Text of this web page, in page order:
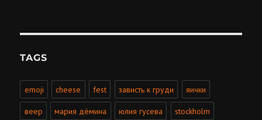
TAGS
emoji cheese fest зависть к груди яички
веер мария дёмина юлия гусева stockholm